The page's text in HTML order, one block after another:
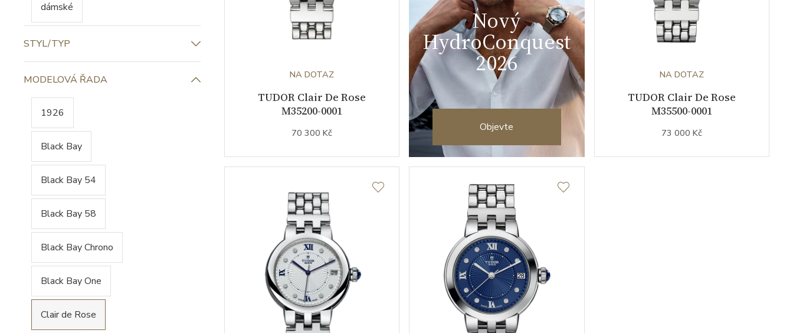
dámské
STYL/TYP
MODELOVÁ ŘADA
1926
Black Bay
Black Bay 54
Black Bay 58
Black Bay Chrono
Black Bay One
Clair de Rose
NA DOTAZ
TUDOR Clair De Rose
M35200-0001
70 300 Kč
Nový
HydroConquest
2026
Objevte
NA DOTAZ
TUDOR Clair De Rose
M35500-0001
73 000 Kč